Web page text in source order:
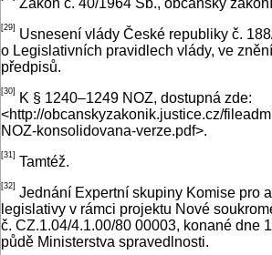
Zákon č. 40/1964 Sb., občanský
[29]
Usnesení vlády České republiky č.
o Legislativních pravidlech vlády, ve
předpisů.
[30]
K § 1240–1249 NOZ, dostupná zde:
<http://obcanskyzakonik.justice.cz/
NOZ-konsolidovana-verze.pdf>.
[31] Tamtéž.
[32] Jednání Expertní skupiny Komise pro
legislativy v rámci projektu Nové
č. CZ.1.04/4.1.00/80 00003, konané dne
půdě Ministerstva spravedlnosti.